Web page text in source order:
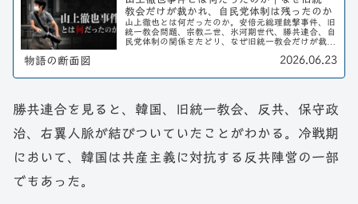
教会だけが裁かれ、自民党体制は残ったのか
山上徹也とは何だったのか。安倍元総理銃撃事件、旧
統一教会問題、宗教二世、氷河期世代、勝共連合、自
民党体制の関係をたどり、なぜ旧統一教会だけが裁か
物語の断面図 2026.06.23
勝共連合を見ると、韓国、旧統一教会、反共、保守政
治、右翼人脈が結びついていたことがわかる。冷戦期
において、韓国は共産主義に対抗する反共陣営の一部
でもあった。